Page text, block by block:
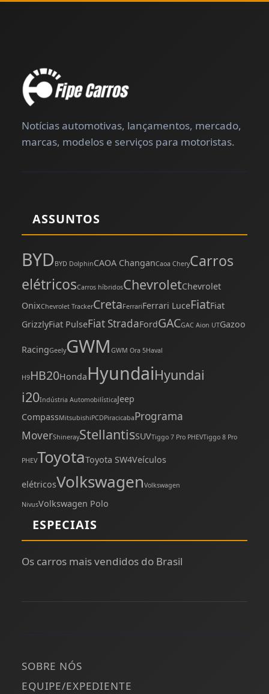
Notícias automotivas, lançamentos, mercado,
marcas, modelos e serviços para motoristas.
ASSUNTOS
BYD BYD DolphinCAOA ChanganCaoa CheryCarros
elétricosCarros híbridosChevroletChevrolet
OnixChevrolet TrackerCretaFerrariFerrari LuceFiatFiat
GrizzlyFiat PulseFiat StradaFordGACGAC Aion UTGazoo
RacingGeelyGWM GWM Ora 5Haval
H9HB20HondaHyundaiHyundai
i20Indústria AutomobilísticaJeep
CompassMitsubishiPCDPiracicabaPrograma
MoverShinerayStellantisSUVTiggo 7 Pro PHEVTiggo 8 Pro
PHEVToyotaToyota SW4Veículos
elétricosVolkswagenVolkswagen
NivusVolkswagen Polo
ESPECIAIS
Os carros mais vendidos do Brasil
SOBRE NÓS
EQUIPE/EXPEDIENTE